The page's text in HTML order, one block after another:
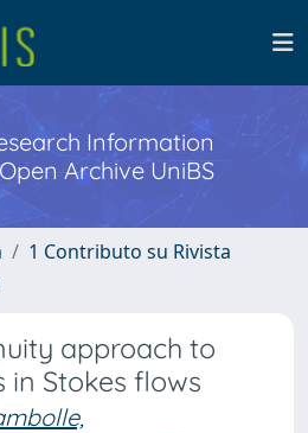
Information
Open Archive UniBS
1 Contributo su Rivista
approach to
in Stokes flows